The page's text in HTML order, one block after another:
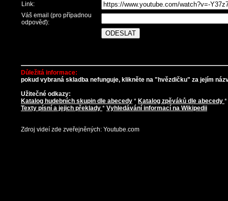
Link:
Váš email (pro případnou
odpověď):
Důležitá informace:
pokud vybraná skladba nefunguje, klikněte na "hvězdičku" za jejím
Užitečné odkazy:
Katalog hudebních skupin dle abecedy * Katalog zpěváků dle abecedy *
Texty písní a jejich překlady * Vyhledávání informací na Wikipedii
Zdroj videí zde zveřejněných: Youtube.com